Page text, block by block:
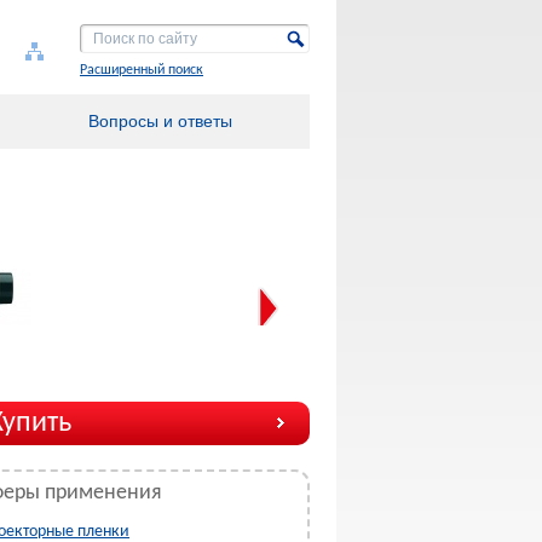
Расширенный поиск
Вопросы и ответы
применения
пленки